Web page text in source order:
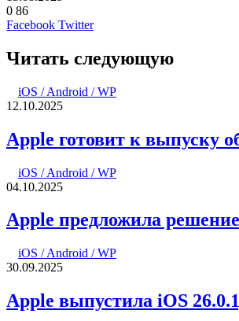
0 86
Facebook TwitterLinkedIn
Pinterest
Вконтакте
Одноклассники
Skype
WhatsApp
Telegram
Viber
Читать следующую
iOS / Android / WP
12.10.2025
Apple готовит к выпуску
iOS / Android / WP
04.10.2025
Apple предложила
iOS / Android / WP
30.09.2025
Apple выпустила iOS